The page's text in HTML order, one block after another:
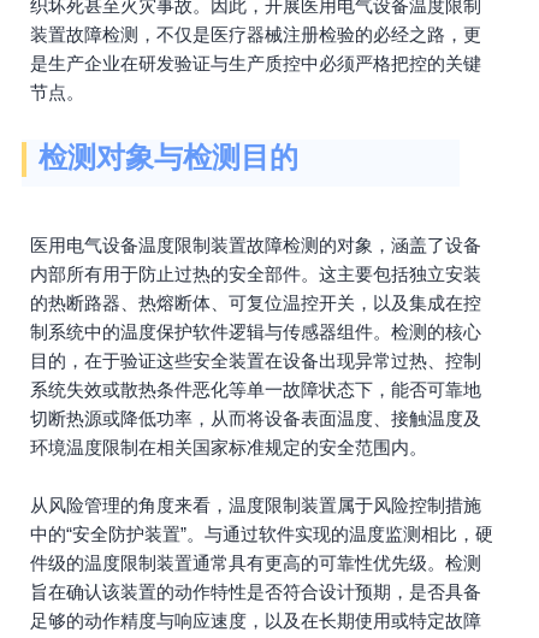
织坏死甚至火灾事故。因此，开展医用电气设备温度限制
装置故障检测，不仅是医疗器械注册检验的必经之路，更
是生产企业在研发验证与生产质控中必须严格把控的关键
节点。
检测对象与检测目的
医用电气设备温度限制装置故障检测的对象，涵盖了设备
内部所有用于防止过热的安全部件。这主要包括独立安装
的热断路器、热熔断体、可复位温控开关，以及集成在控
制系统中的温度保护软件逻辑与传感器组件。检测的核心
目的，在于验证这些安全装置在设备出现异常过热、控制
系统失效或散热条件恶化等单一故障状态下，能否可靠地
切断热源或降低功率，从而将设备表面温度、接触温度及
环境温度限制在相关国家标准规定的安全范围内。
从风险管理的角度来看，温度限制装置属于风险控制措施
中的“安全防护装置”。与通过软件实现的温度监测相比，硬
件级的温度限制装置通常具有更高的可靠性优先级。检测
旨在确认该装置的动作特性是否符合设计预期，是否具备
足够的动作精度与响应速度，以及在长期使用或特定故障